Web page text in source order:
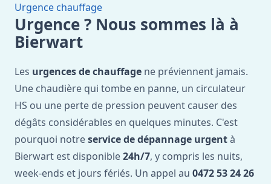
Urgence chauffage
Urgence ? Nous sommes là à
Bierwart
Les urgences de chauffage ne préviennent jamais.
Une chaudière qui tombe en panne, un circulateur
HS ou une perte de pression peuvent causer des
dégâts considérables en quelques minutes. C'est
pourquoi notreservice de dépannage urgentà
Bierwart est disponible24h/7, y compris les nuits,
week-ends et jours fériés. Un appel au 0472 53 24 26